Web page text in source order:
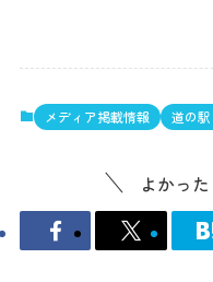
メディア掲載情報 道の
よかっ